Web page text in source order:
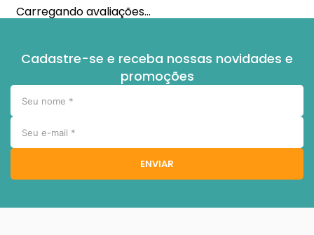
Carregando avaliações…
Cadastre-se e receba nossas novidades e
promoções
ENVIAR